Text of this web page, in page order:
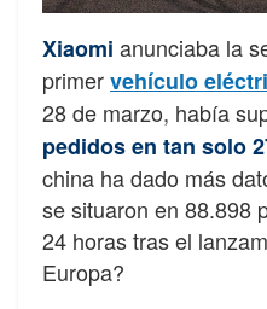
Xiaomi anunciaba la
primervehículo
28 de marzo, había
pedidos en tan solo
china ha dado más
se situaron en 88.898
24 horas tras el
Europa?